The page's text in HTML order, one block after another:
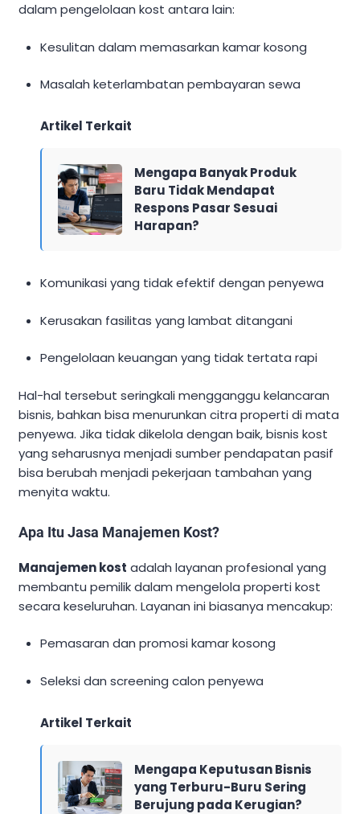
dalam pengelolaan kost antara lain:
Kesulitan dalam memasarkan kamar kosong
Masalah keterlambatan pembayaran sewa
Artikel Terkait
Mengapa Banyak Produk
Baru Tidak Mendapat
Respons Pasar Sesuai
Harapan?
Komunikasi yang tidak efektif dengan penyewa
Kerusakan fasilitas yang lambat ditangani
Pengelolaan keuangan yang tidak tertata rapi
Hal-hal tersebut seringkali mengganggu kelancaran
bisnis, bahkan bisa menurunkan citra properti di mata
penyewa. Jika tidak dikelola dengan baik, bisnis kost
yang seharusnya menjadi sumber pendapatan pasif
bisa berubah menjadi pekerjaan tambahan yang
menyita waktu.
Apa Itu Jasa Manajemen Kost?
Manajemen kost adalah layanan profesional yang
membantu pemilik dalam mengelola properti kost
secara keseluruhan. Layanan ini biasanya mencakup:
Pemasaran dan promosi kamar kosong
Seleksi dan screening calon penyewa
Artikel Terkait
Mengapa Keputusan Bisnis
yang Terburu-Buru Sering
Berujung pada Kerugian?